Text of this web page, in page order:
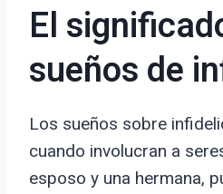
El
sueños de
Los sueños sobre
cuando involucran a
esposo y una hermana,